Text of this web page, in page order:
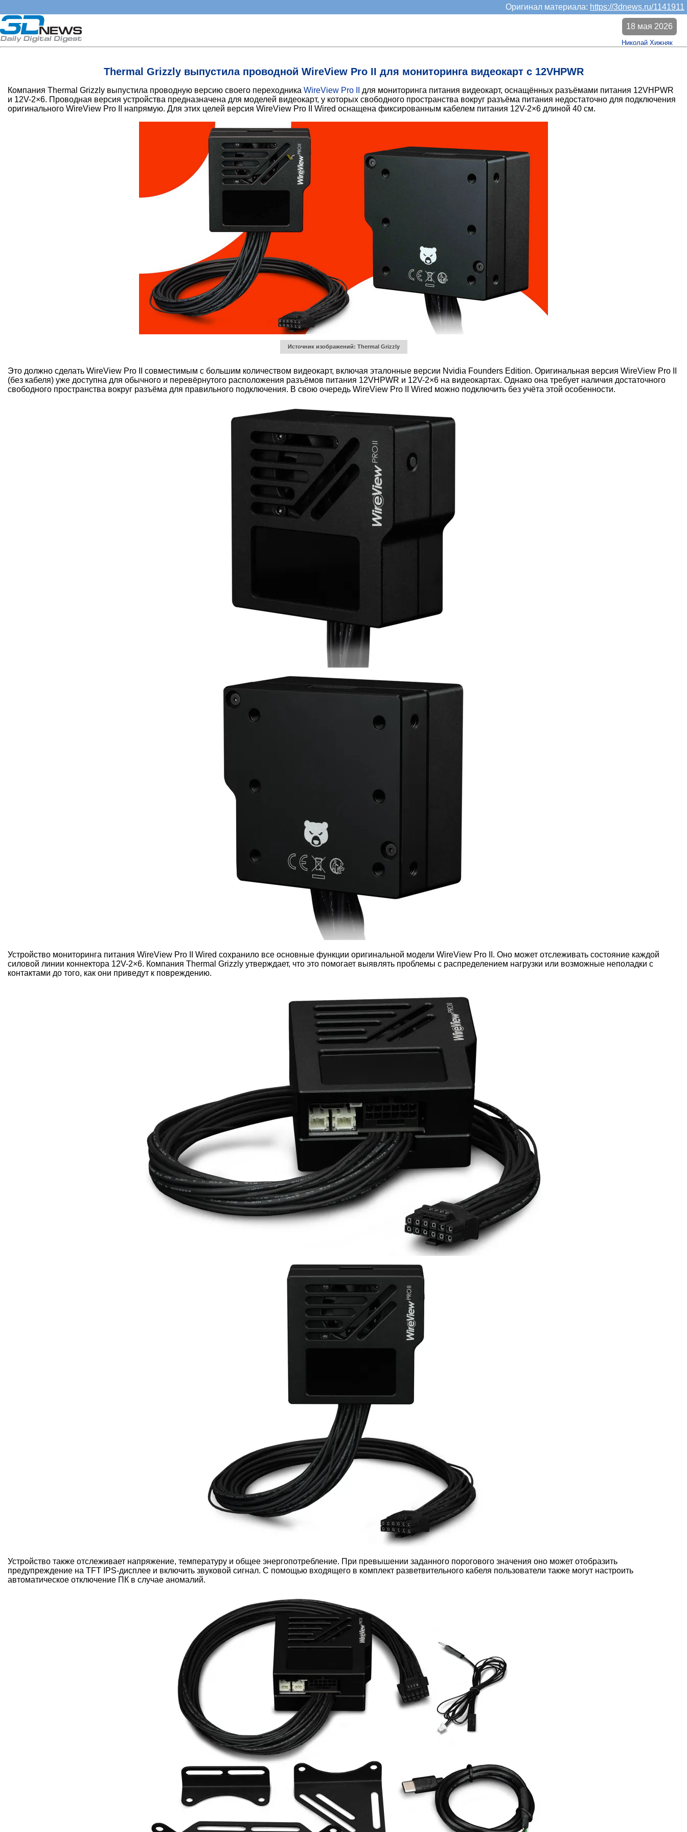
Оригинал материала: https://3dnews.ru/1141911
Thermal Grizzly выпустила проводной WireView Pro II для мониторинга видеокарт с 12VHPWR
18 мая 2026
Николай Хижняк
Компания Thermal Grizzly выпустила проводную версию своего переходника WireView Pro II
для мониторинга питания видеокарт, оснащённых разъёмами питания 12VHPWR
и 12V-2×6. Проводная версия устройства предназначена для моделей видеокарт, у которых свободного пространства вокруг разъёма питания недостаточно для подключения
оригинального WireView Pro II напрямую. Для этих целей версия WireView Pro II Wired оснащена фиксированным кабелем питания 12V-2×6 длиной 40 см.
Источник изображений: Thermal Grizzly
Это должно сделать WireView Pro II совместимым с большим количеством видеокарт, включая эталонные версии Nvidia Founders Edition. Оригинальная версия WireView Pro II
(без кабеля) уже доступна для обычного и перевёрнутого расположения разъёмов питания 12VHPWR и 12V-2×6 на видеокартах. Однако она требует наличия достаточного
свободного пространства вокруг разъёма для правильного подключения. В свою очередь WireView Pro II Wired можно подключить без учёта этой особенности.
Устройство мониторинга питания WireView Pro II Wired сохранило все основные функции оригинальной модели WireView Pro II. Оно может отслеживать состояние каждой
силовой линии коннектора 12V-2×6. Компания Thermal Grizzly утверждает, что это помогает выявлять проблемы с распределением нагрузки или возможные неполадки с
контактами до того, как они приведут к повреждению.
Устройство также отслеживает напряжение, температуру и общее энергопотребление. При превышении заданного порогового значения оно может отобразить
предупреждение на TFT IPS-дисплее и включить звуковой сигнал. С помощью входящего в комплект разветвительного кабеля пользователи также могут настроить
автоматическое отключение ПК в случае аномалий.